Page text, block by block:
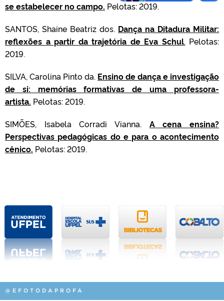
se estabelecer no campo. Pelotas: 2019.
SANTOS, Shaine Beatriz dos. Dança na Ditadura Militar:
reflexões a partir da trajetória de Eva Schul. Pelotas:
2019.
SILVA, Carolina Pinto da. Ensino de dança e investigação
de si: memórias formativas de uma professora-
artista. Pelotas: 2019.
SIMÕES, Isabela Corradi Vianna. A cena ensina?
Perspectivas pedagógicas do e para o acontecimento
cênico. Pelotas: 2019.
@EFOTODAPROFA